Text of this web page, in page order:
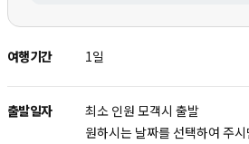
여행기간 1일
출발일자
최소 인원 모객시 출발
원하시는 날짜를 선택하여 주